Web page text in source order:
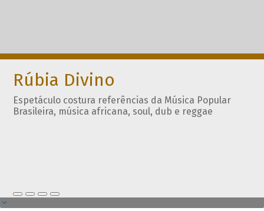
Rúbia Divino
Espetáculo costura referências da Música Popular
Brasileira, música africana, soul, dub e reggae